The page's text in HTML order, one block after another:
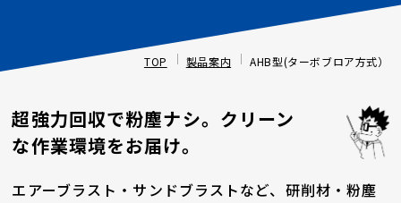
TOP 製品案内 AHB型(ターボブロア方式）
超強力回収で粉塵ナシ。クリーン
な作業環境をお届け。
エアーブラスト・サンドブラストなど、研削材・粉塵